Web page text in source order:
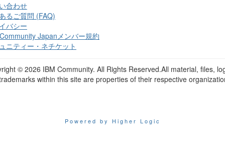
合わせ
るご質問 (FAQ)
バシー
Japanメンバー規約
ニティー・ネチケット
© 2026 IBM Community. All Rights Reserved.All material, files,
within this site are properties of their respective
Powered by Higher Logic